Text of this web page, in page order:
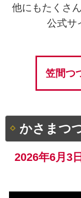
他にもたくさ
公式サ
笠間つ
かさまつ
2026年6月3